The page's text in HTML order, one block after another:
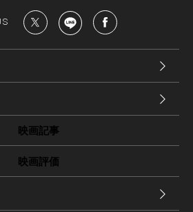
映画記事
映画評価